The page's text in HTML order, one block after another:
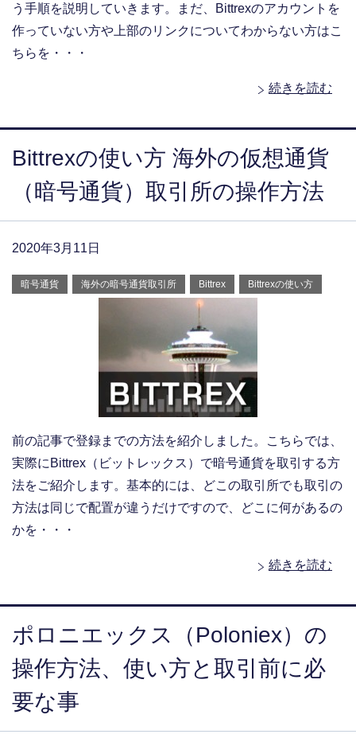
う手順を説明していきます。まだ、Bittrexのアカウントを
作っていない方や上部のリンクについてわからない方はこ
ちらを・・・
続きを読む
Bittrexの使い方 海外の仮想通貨
（暗号通貨）取引所の操作方法
2020年3月11日
暗号通貨 海外の暗号通貨取引所 Bittrex Bittrexの使い方
前の記事で登録までの方法を紹介しました。こちらでは、
実際にBittrex（ビットレックス）で暗号通貨を取引する方
法をご紹介します。基本的には、どこの取引所でも取引の
方法は同じで配置が違うだけですので、どこに何があるの
かを・・・
続きを読む
ポロニエックス（Poloniex）の
操作方法、使い方と取引前に必
要な事